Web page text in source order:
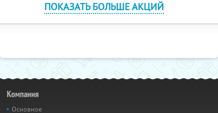
ПОКАЗАТЬ БОЛЬШЕ АКЦИЙ
Компания
Основное